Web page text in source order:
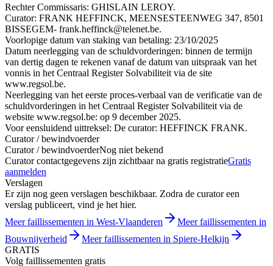
Rechter Commissaris: GHISLAIN LEROY.
Curator: FRANK HEFFINCK, MEENSESTEENWEG 347, 8501
BISSEGEM- frank.heffinck@telenet.be.
Voorlopige datum van staking van betaling: 23/10/2025
Datum neerlegging van de schuldvorderingen: binnen de termijn
van dertig dagen te rekenen vanaf de datum van uitspraak van het
vonnis in het Centraal Register Solvabiliteit via de site
www.regsol.be.
Neerlegging van het eerste proces-verbaal van de verificatie van de
schuldvorderingen in het Centraal Register Solvabiliteit via de
website www.regsol.be: op 9 december 2025.
Voor eensluidend uittreksel: De curator: HEFFINCK FRANK.
Curator / bewindvoerder
Curator / bewindvoerderNog niet bekend
Curator contactgegevens zijn zichtbaar na gratis registratieGratis
aanmelden
Verslagen
Er zijn nog geen verslagen beschikbaar. Zodra de curator een
verslag publiceert, vind je het hier.
Meer faillissementen in West-Vlaanderen
Meer faillissementen in
Bouwnijverheid
Meer faillissementen in Spiere-Helkijn
GRATIS
Volg faillissementen gratis